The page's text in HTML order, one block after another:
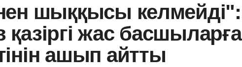
шыққысы келмейді":
жас басшыларға
ашып айтты